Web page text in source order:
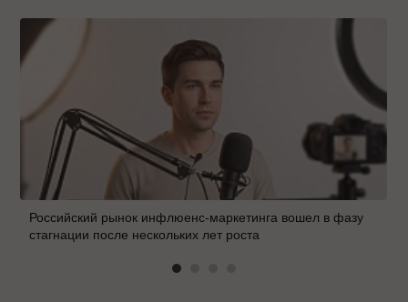
Российский рынок инфлюенс-маркетинга вошел в фазу
стагнации после нескольких лет роста